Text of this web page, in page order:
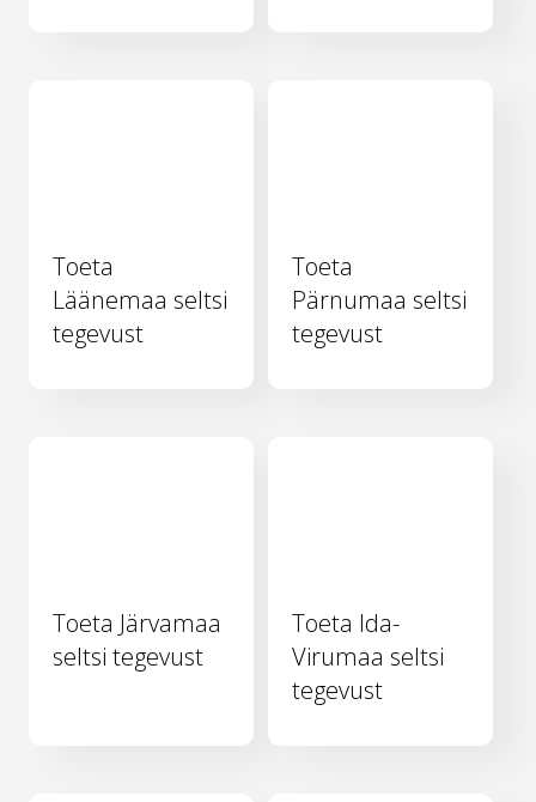
Toeta
Läänemaa seltsi
tegevust
Toeta
Pärnumaa seltsi
tegevust
Toeta Järvamaa
seltsi tegevust
Toeta Ida-
Virumaa seltsi
tegevust